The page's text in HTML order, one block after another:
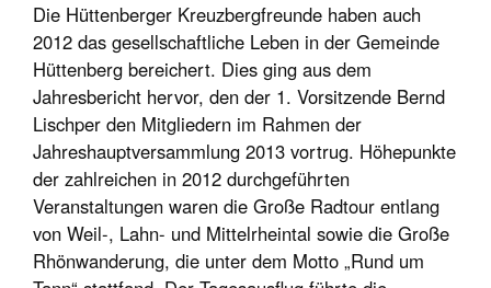
Die Hüttenberger Kreuzbergfreunde haben auch
2012 das gesellschaftliche Leben in der Gemeinde
Hüttenberg bereichert. Dies ging aus dem
Jahresbericht hervor, den der 1. Vorsitzende Bernd
Lischper den Mitgliedern im Rahmen der
Jahreshauptversammlung 2013 vortrug. Höhepunkte
der zahlreichen in 2012 durchgeführten
Veranstaltungen waren die Große Radtour entlang
von Weil-, Lahn- und Mittelrheintal sowie die Große
Rhönwanderung, die unter dem Motto „Rund um